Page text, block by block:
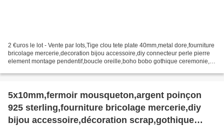
2 €uros le lot - Vente par lots,Tige clou tete plate 40mm,metal dore,fourniture
bricolage mercerie,decoration bijou accessoire,diy connecteur perle pierre
element montage pendentif,boucle oreille,boho bobo gothique ceremonie,
5x10mm,fermoir mousqueton,argent poinçon
925 sterling,fourniture bricolage mercerie,diy
bijou accessoire,décoration scrap,gothique